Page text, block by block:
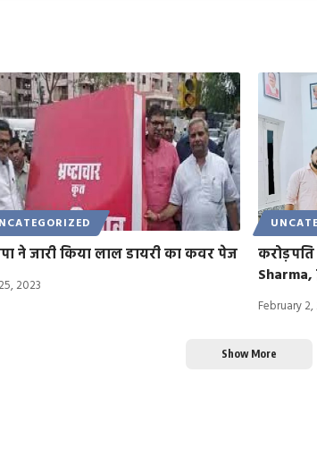
ने जारी किया लाल डायरी का कवर पेज
2023
Sharma,
February
Show More